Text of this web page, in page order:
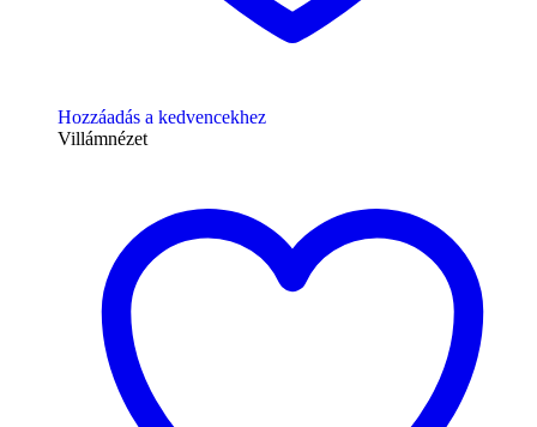
Hozzáadás a kedvencekhez
Villámnézet